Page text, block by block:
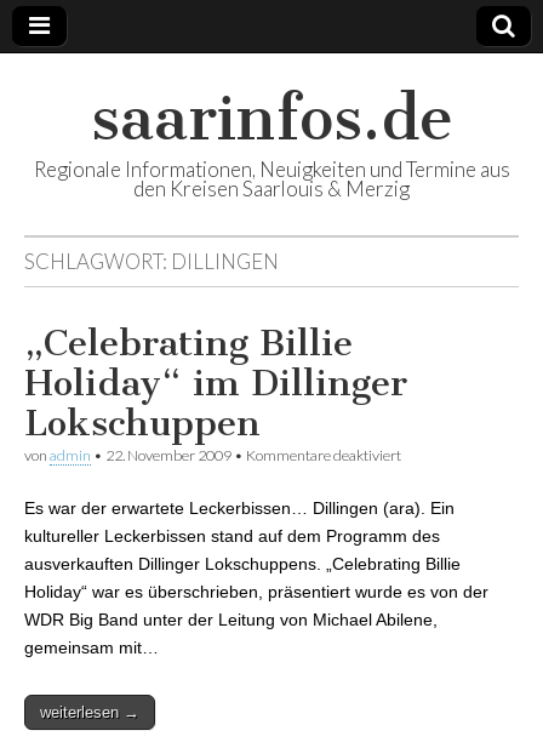
saarinfos.de
Regionale Informationen, Neuigkeiten und Termine aus
den Kreisen Saarlouis & Merzig
SCHLAGWORT: DILLINGEN
„Celebrating Billie
Holiday“ im Dillinger
Lokschuppen
von admin • 22. November 2009 • Kommentare deaktiviert
Es war der erwartete Leckerbissen… Dillingen (ara). Ein
kultureller Leckerbissen stand auf dem Programm des
ausverkauften Dillinger Lokschuppens. „Celebrating Billie
Holiday“ war es überschrieben, präsentiert wurde es von der
WDR Big Band unter der Leitung von Michael Abilene,
gemeinsam mit…
weiterlesen →